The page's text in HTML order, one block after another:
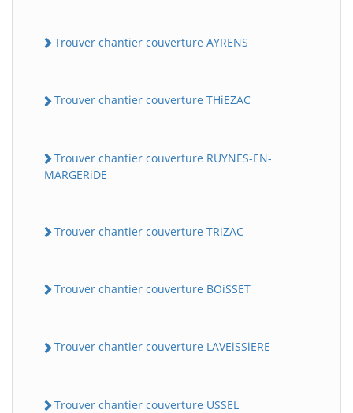
Trouver chantier couverture AYRENS
Trouver chantier couverture THiEZAC
Trouver chantier couverture RUYNES-EN-
MARGERiDE
Trouver chantier couverture TRiZAC
Trouver chantier couverture BOiSSET
Trouver chantier couverture LAVEiSSiERE
Trouver chantier couverture USSEL